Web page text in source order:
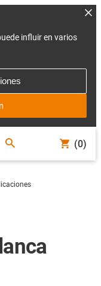
influir en varios
(0)